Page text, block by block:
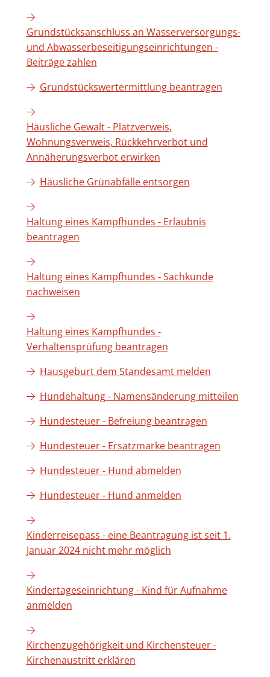
Grundstücksanschluss an Wasserversorgungs-
und Abwasserbeseitigungseinrichtungen -
Beiträge zahlen
Grundstückswertermittlung beantragen
Häusliche Gewalt - Platzverweis,
Wohnungsverweis, Rückkehrverbot und
Annäherungsverbot erwirken
Häusliche Grünabfälle entsorgen
Haltung eines Kampfhundes - Erlaubnis
beantragen
Haltung eines Kampfhundes - Sachkunde
nachweisen
Haltung eines Kampfhundes -
Verhaltensprüfung beantragen
Hausgeburt dem Standesamt melden
Hundehaltung - Namensänderung mitteilen
Hundesteuer - Befreiung beantragen
Hundesteuer - Ersatzmarke beantragen
Hundesteuer - Hund abmelden
Hundesteuer - Hund anmelden
Kinderreisepass - eine Beantragung ist seit 1.
Januar 2024 nicht mehr möglich
Kindertageseinrichtung - Kind für Aufnahme
anmelden
Kirchenzugehörigkeit und Kirchensteuer -
Kirchenaustritt erklären